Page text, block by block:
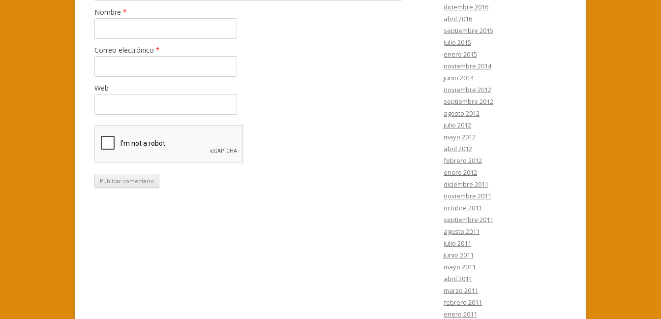
Nombre *
Correo electrónico *
Web
diciembre 2016
abril 2016
septiembre 2015
julio 2015
enero 2015
noviembre 2014
junio 2014
noviembre 2012
septiembre 2012
agosto 2012
julio 2012
mayo 2012
abril 2012
febrero 2012
enero 2012
diciembre 2011
noviembre 2011
octubre 2011
septiembre 2011
agosto 2011
julio 2011
junio 2011
mayo 2011
abril 2011
marzo 2011
febrero 2011
enero 2011